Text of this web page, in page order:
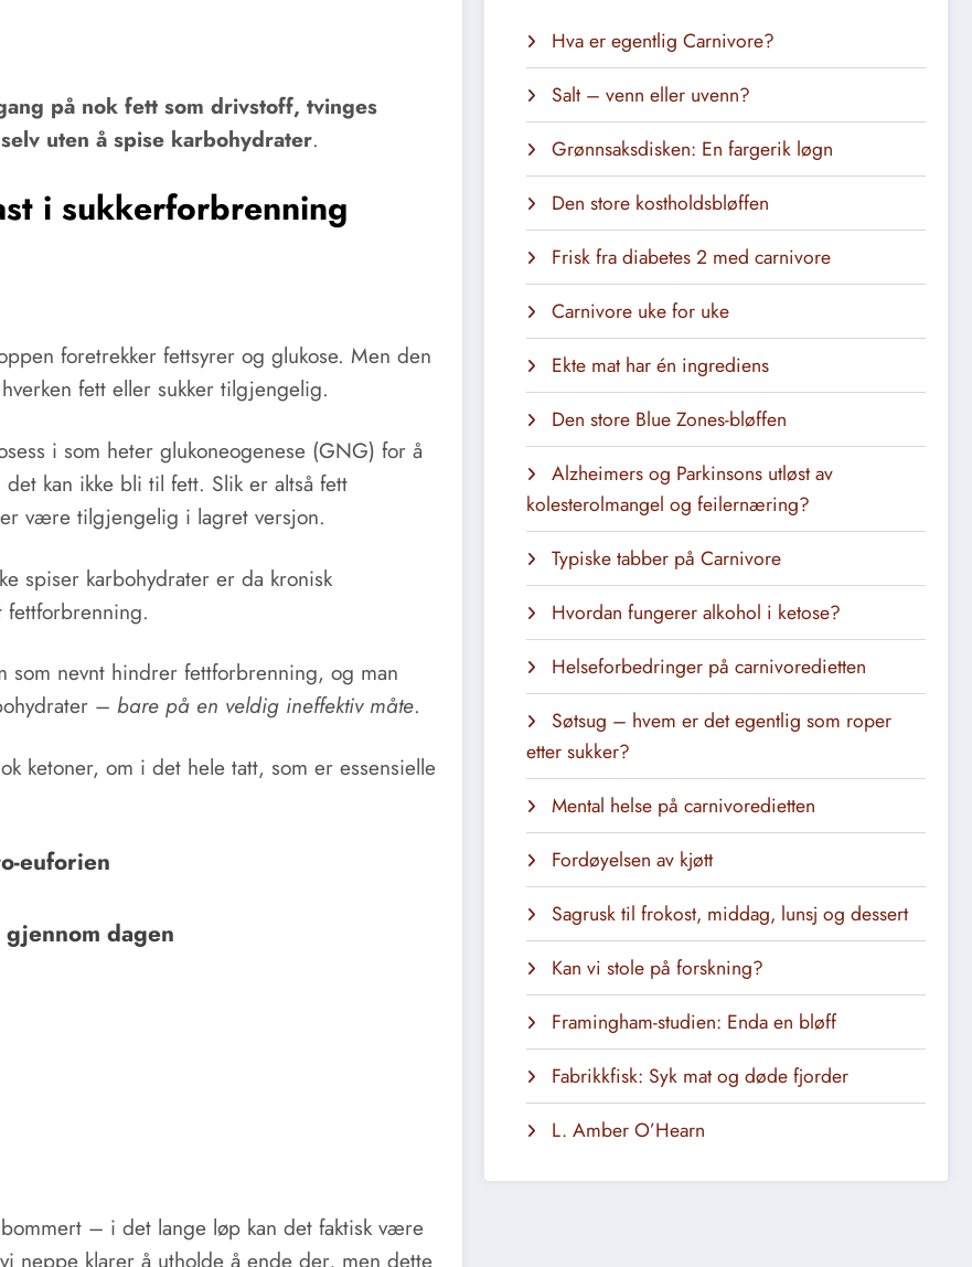
på nok fett som drivstoff, tvinges
uten å spise karbohydrater.
i sukkerforbrenning
foretrekker fettsyrer og glukose. Men den
fett eller sukker tilgjengelig.
i som heter glukoneogenese (GNG) for å
kan ikke bli til fett. Slik er altså fett
være tilgjengelig i lagret versjon.
spiser karbohydrater er da kronisk
fettforbrenning.
som nevnt hindrer fettforbrenning, og man
– bare på en veldig ineffektiv måte.
ketoner, om i det hele tatt, som er essensielle
euforien
dagen
– i det lange løp kan det faktisk være
neppe klarer å utholde å ende der, men dette
Hva er egentlig Carnivore?
Salt – venn eller uvenn?
Grønnsaksdisken: En fargerik løgn
Den store kostholdsbløffen
Frisk fra diabetes 2 med carnivore
Carnivore uke for uke
Ekte mat har én ingrediens
Den store Blue Zones-bløffen
Alzheimers og Parkinsons utløst av
kolesterolmangel og feilernæring?
Typiske tabber på Carnivore
Hvordan fungerer alkohol i ketose?
Helseforbedringer på carnivoredietten
Søtsug – hvem er det egentlig som roper
etter sukker?
Mental helse på carnivoredietten
Fordøyelsen av kjøtt
Sagrusk til frokost, middag, lunsj og dessert
Kan vi stole på forskning?
Framingham-studien: Enda en bløff
Fabrikkfisk: Syk mat og døde fjorder
L. Amber O’Hearn